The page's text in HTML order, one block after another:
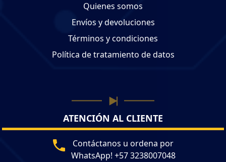
Quienes somos
Envíos y devoluciones
Términos y condiciones
Política de tratamiento de datos
ATENCIÓN AL CLIENTE
Contáctanos u ordena por
WhatsApp! +57 3238007048